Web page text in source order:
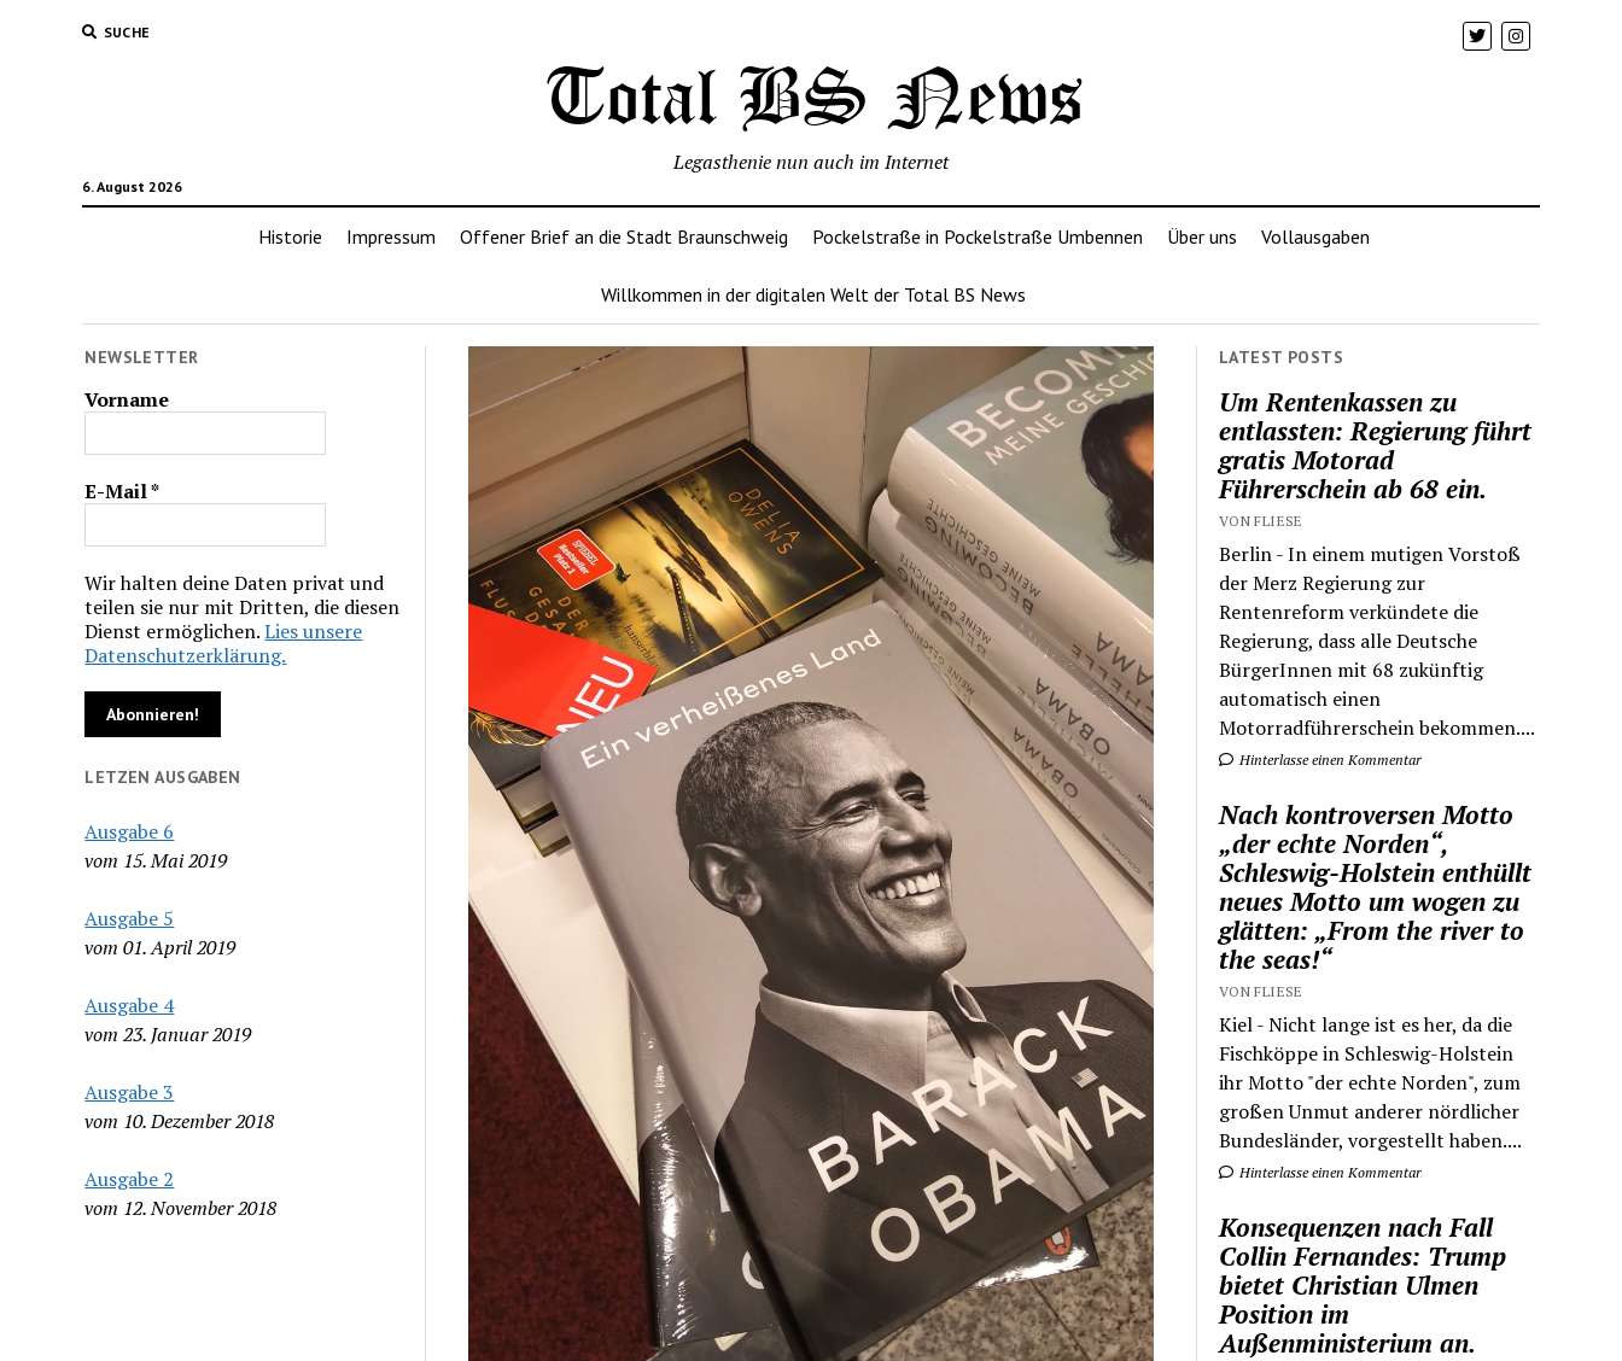
SUCHE
6. August 2026
Legasthenie nun auch im Internet
Historie Impressum Offener Brief an die Stadt Braunschweig Pockelstraße in Pockelstraße Umbennen Über uns Vollausgaben
Willkommen in der digitalen Welt der Total BS News
NEWSLETTER
Vorname
E-Mail*
Wir halten deine Daten privat und
teilen sie nur mit Dritten, die diesen
Dienst ermöglichen.Lies unsere
Datenschutzerklärung.
LETZEN AUSGABEN
Ausgabe 6
vom 15. Mai 2019
Ausgabe 5
vom 01. April 2019
Ausgabe 4
vom 23. Januar 2019
Ausgabe 3
vom 10. Dezember 2018
Ausgabe 2
vom 12. November 2018
LATEST POSTS
Um Rentenkassen zu
entlassten: Regierung führt
gratis Motorad
Führerschein ab 68 ein.
VON FLIESE
Berlin - In einem mutigen Vorstoß
der Merz Regierung zur
Rentenreform verkündete die
Regierung, dass alle Deutsche
BürgerInnen mit 68 zukünftig
automatisch einen
Motorradführerschein bekommen....
Hinterlasse einen Kommentar
Nach kontroversen Motto
„der echte Norden“,
Schleswig-Holstein enthüllt
neues Motto um wogen zu
glätten: „From the river to
the seas!“
VON FLIESE
Kiel - Nicht lange ist es her, da die
Fischköppe in Schleswig-Holstein
ihr Motto "der echte Norden", zum
großen Unmut anderer nördlicher
Bundesländer, vorgestellt haben....
Hinterlasse einen Kommentar
Konsequenzen nach Fall
Collin Fernandes: Trump
bietet Christian Ulmen
Position im
Außenministerium an.